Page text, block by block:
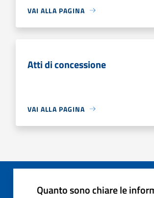
VAI ALLA PAGINA
Atti di concessione
VAI ALLA PAGINA
Quanto sono chiare le